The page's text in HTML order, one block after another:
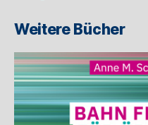
Weitere Bücher